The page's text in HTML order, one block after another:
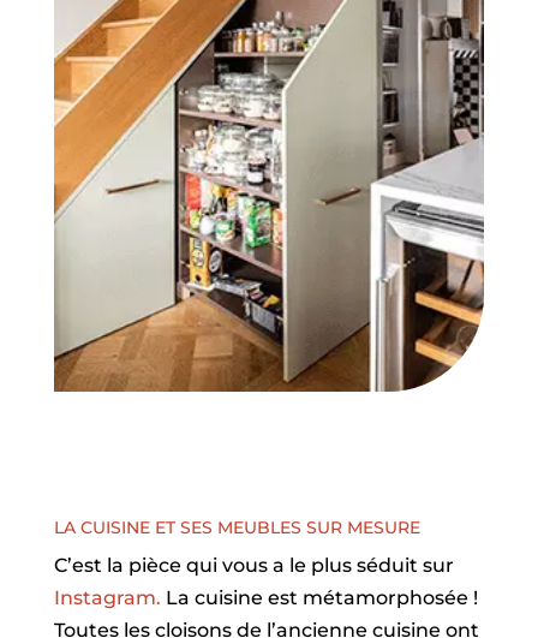
LA CUISINE ET SES MEUBLES SUR MESURE
C’est la pièce qui vous a le plus séduit sur
Instagram. La cuisine est métamorphosée !
Toutes les cloisons de l’ancienne cuisine ont